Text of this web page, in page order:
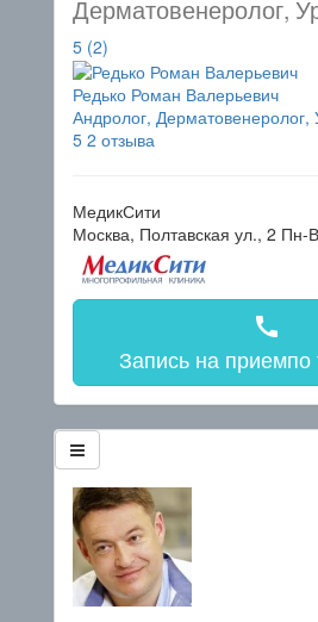
Дерматовенеролог,
5 (2)
Редько Роман Валерьевич
Андролог, Дерматовенеролог,
5 2 отзыва
МедикСити
Москва, Полтавская ул., 2 Пн-
call
Запись на приемпо